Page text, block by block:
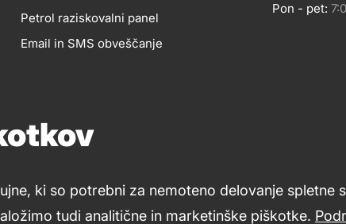
ki so potrebni za nemoteno delovanje spletne
tudi analitične in marketinške piškotke.
MOBILNE
IN
SPLETNA
Petrol raziskovalni panel
Email in SMS obveščanje
Social
Pon - pet: